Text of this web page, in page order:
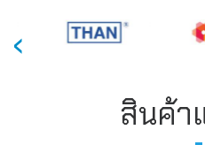
‹
สินค้า